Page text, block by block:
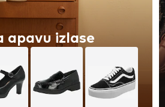
apavu izlase